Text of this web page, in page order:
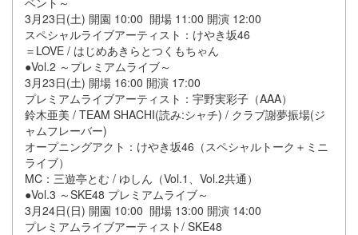
3月23日(土) 開園 10:00 開場 11:00 開演 12:00
スペシャルライブアーティスト：けやき坂46
＝LOVE / はじめあきらとつくもちゃん
●Vol.2 ～プレミアムライブ～
3月23日(土) 開場 16:00 開演 17:00
プレミアムライブアーティスト：宇野実彩子（AAA）
鈴木亜美 / TEAM SHACHI(読み:シャチ) / クラブ謝夢振場(ジ
ャムフレーバー)
オープニングアクト：けやき坂46（スペシャルトーク＋ミニ
ライブ）
MC：三遊亭とむ / ゆしん（Vol.1、Vol.2共通）
●Vol.3 ～SKE48 プレミアムライブ～
3月24日(日) 開園 10:00 開場 13:00 開演 14:00
プレミアムライブアーティスト/ SKE48